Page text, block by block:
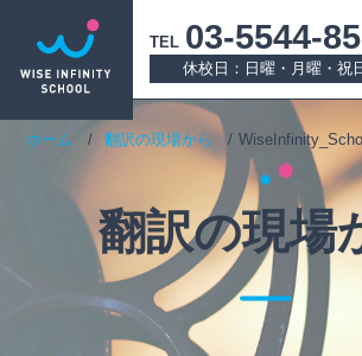
TEL 03-5544-
休校日：日曜・月曜・祝
ホーム 翻訳の現場から
翻訳の現場